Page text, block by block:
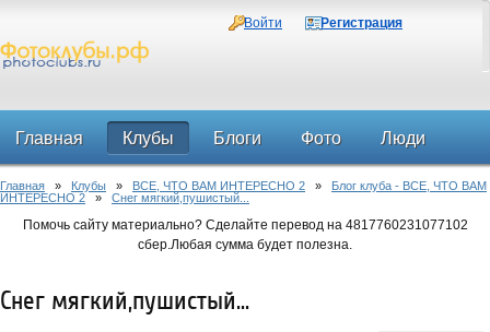
Войти Регистрация
Главная Клубы Блоги Фото Люди
Форум
Главная » Клубы » ВСЕ, ЧТО ВАМ ИНТЕРЕСНО 2 » Блог клуба - ВСЕ, ЧТО ВАМ
ИНТЕРЕСНО 2 » Снег мягкий,пушистый...
Помочь сайту материально? Сделайте перевод на 4817760231077102
сбер.Любая сумма будет полезна.
Снег мягкий,пушистый...